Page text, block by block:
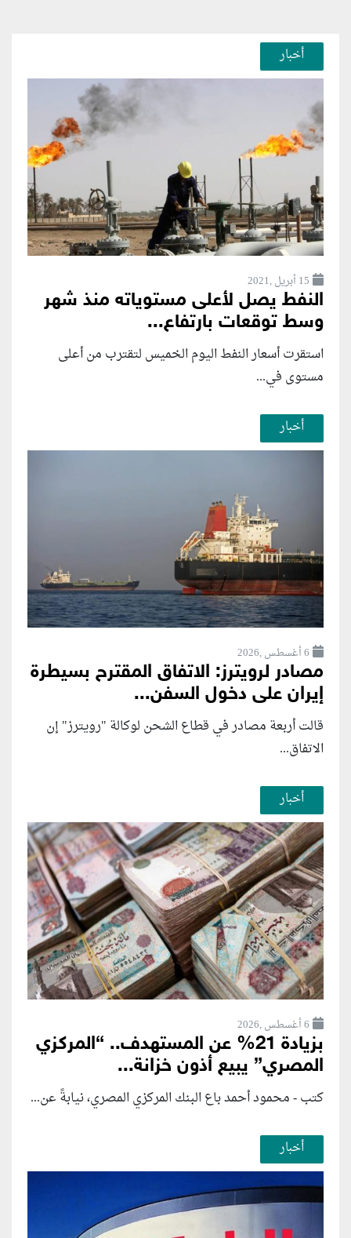
أخبار
15 أبريل ,2021
النفط يصل لأعلى مستوياته منذ شهر
وسط توقعات بارتفاع...
استقرت أسعار النفط اليوم الخميس لتقترب من أعلى
مستوى في...
أخبار
6 أغسطس ,2026
مصادر لرويترز: الاتفاق المقترح بسيطرة
إيران على دخول السفن...
قالت أربعة مصادر في قطاع الشحن لوكالة "رويترز" إن
الاتفاق...
أخبار
6 أغسطس ,2026
بزيادة 21% عن المستهدف.. “المركزي
المصري” يبيع أذون خزانة...
كتب - محمود أحمد باع البنك المركزي المصري، نيابةً عن...
أخبار